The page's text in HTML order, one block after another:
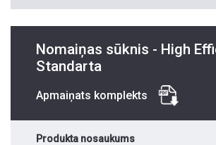
Nomaiņas sūknis - High
Standarta
Apmaiņats komplekts
Produkta nosaukums